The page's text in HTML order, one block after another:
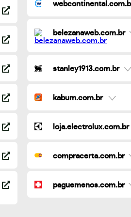
belezanaweb.com.br
stanley1913.com.br
kabum.com.br
loja.electrolux.com.br
compracerta.com.br
paguemenos.com.br